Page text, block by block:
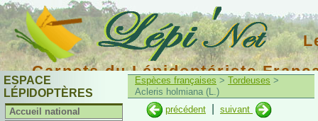
Carnets du Lépidoptériste
ESPACE
LÉPIDOPTÈRES
Accueil national
Espèces françaises > Tordeuses >
Acleris holmiana (L.)
précédent
suivant